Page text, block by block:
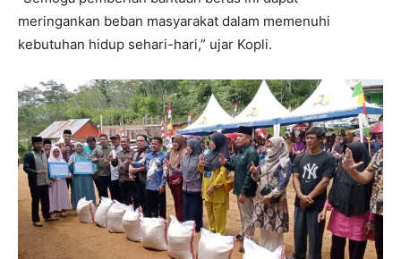
meringankan beban masyarakat dalam memenuhi
kebutuhan hidup sehari-hari,” ujar Kopli.